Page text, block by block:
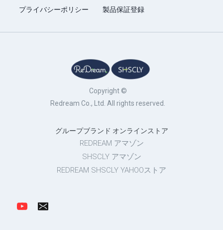
プライバシーポリシー
製品保証登録
Copyright ©
Redream Co., Ltd. All rights reserved.
グループブランド オンラインストア
REDREAM アマゾン
SHSCLY アマゾン
REDREAM SHSCLY YAHOOストア